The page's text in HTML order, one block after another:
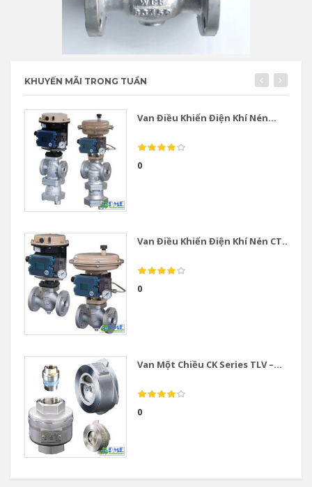
KHUYẾN MÃI TRONG TUẦN
Van Điều Khiển Điện Khí Nén...
0
Van Điều Khiển Điện Khí Nén CT...
0
Van Một Chiều CK Series TLV –...
0